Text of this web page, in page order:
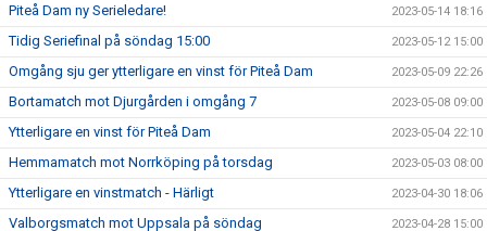
Piteå Dam ny Serieledare! 2023-05-14 18:16
Tidig Seriefinal på söndag 15:00 2023-05-12 15:00
Omgång sju ger ytterligare en vinst för Piteå Dam 2023-05-09 22:26
Bortamatch mot Djurgården i omgång 7 2023-05-08 09:00
Ytterligare en vinst för Piteå Dam 2023-05-04 22:10
Hemmamatch mot Norrköping på torsdag 2023-05-03 08:00
Ytterligare en vinstmatch - Härligt 2023-04-30 18:06
Valborgsmatch mot Uppsala på söndag 2023-04-28 15:00